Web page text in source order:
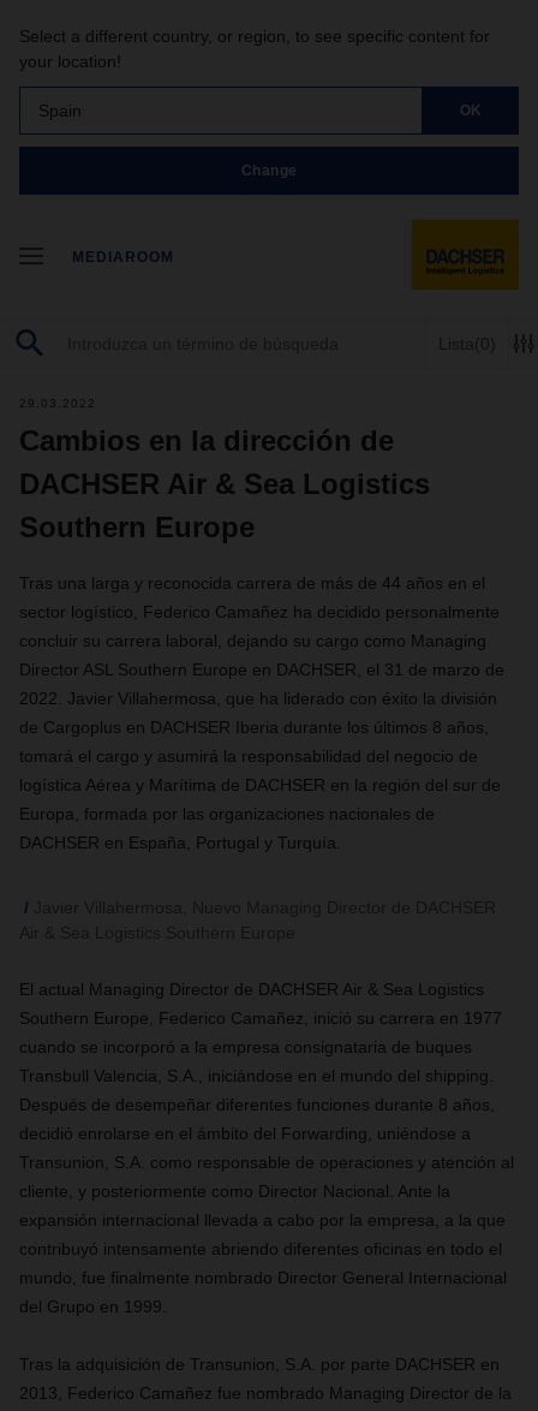
Select a different country, or region, to see specific content for
your location!
Spain OK
Change
MEDIAROOM
Lista (0)
29.03.2022
Cambios en la dirección de
DACHSER Air & Sea Logistics
Southern Europe
Tras una larga y reconocida carrera de más de 44 años en el
sector logístico, Federico Camañez ha decidido personalmente
concluir su carrera laboral, dejando su cargo como Managing
Director ASL Southern Europe en DACHSER, el 31 de marzo de
2022. Javier Villahermosa, que ha liderado con éxito la división
de Cargoplus en DACHSER Iberia durante los últimos 8 años,
tomará el cargo y asumirá la responsabilidad del negocio de
logística Aérea y Marítima de DACHSER en la región del sur de
Europa, formada por las organizaciones nacionales de
DACHSER en España, Portugal y Turquía.
El actual Managing Director de DACHSER Air & Sea Logistics
Southern Europe, Federico Camañez, inició su carrera en 1977
cuando se incorporó a la empresa consignataria de buques
Transbull Valencia,
S.A., iniciándose en el mundo del shipping.
Después de desempeñar diferentes funciones durante 8 años,
decidió enrolarse en el ámbito del Forwarding , uniéndose a
Transunion, S.A. como responsable de operaciones y atención al
cliente, y posteriormente como Director Nacional Ante la
expansión internacional llevada a cabo por la empresa, a la que
contribuyó intensamente abriendo diferentes oficinas en todo el
mundo, fue finalmente nombrado Director General Internacional
del Grupo en 1999.
Tras la adquisición de Transunion, S.A. por parte DACHSER en
2013, Federico Camañez fue nombrado Managing Director de la